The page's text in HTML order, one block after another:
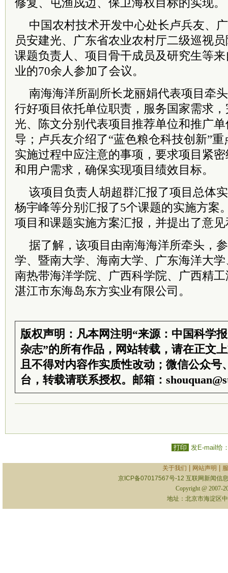
中国农村技术开发中心处长卢兵友、
员安建光、广东省农业农村厅二级巡视
课题负责人、项目骨干成员及研究生等
业的70余人参加了会议。
南海海洋所副所长龙丽娟代表项目牵
行好项目依托单位职责，服务国家需求
光、陈文分别代表项目推荐单位和推广
导；卢兵友介绍了“蓝色粮仓科技创新”
实施过程中应注意的事项，要求项目紧
和用户需求，确保实现项目绩效目标。
该项目负责人胡超群汇报了项目总体
杨宇峰等分别汇报了5个课题的实施方案
项目和课题实施方案汇报，并提出了意
据了解，该项目由南海海洋所牵头，
学、暨南大学、海南大学、广东海洋大
南热带海洋学院、广西科学院、广西精
湛江市东海岛东方实业有限公司。
版权声明：凡本网注明“来源：中国科学
杂志”的所有作品，网站转载，请在正文
且不得对内容作实质性改动；微信公众号
台，转载请联系授权。邮箱：
打印 发E-mail给
关于我们 网站声明
京ICP备07017567号-12 互联网新闻信
Copyright @ 2007-
地址：北京市海淀区